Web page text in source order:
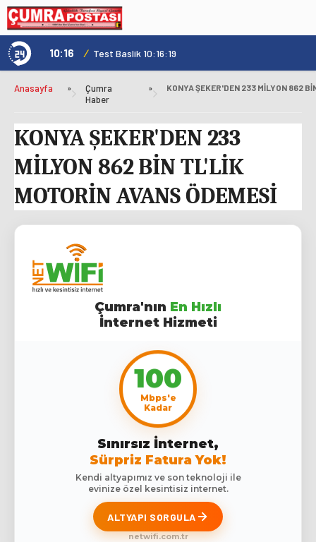
10:16 / Test Baslik 10:16:19
Anasayfa »
Çumra
Haber
»
KONYA ŞEKER'DEN 233
MİLYON 862 BİN TL'LİK
MOTORİN AVANS ÖDEMESİ
Çumra'nın En Hızlı
İnternet Hizmeti
100
Mbps'e
Kadar
Sınırsız İnternet,
Sürpriz Fatura Yok!
Kendi altyapımız ve son teknoloji ile
evinize özel kesintisiz internet.
ALTYAPI SORGULA
netwifi.com.tr